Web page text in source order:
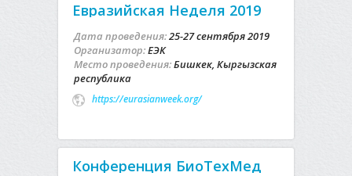
Евразийская Неделя 2019
Дата проведения:25-27 сентября 2019
Организатор:ЕЭК
Место проведения:Бишкек, Кыргызская
республика
https://eurasianweek.org/
Конференция БиоТехМед